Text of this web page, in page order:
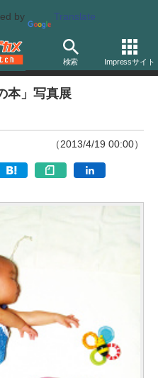
by Translate
検索 Impressサイト
本」写真展
（2013/4/19 00:00）